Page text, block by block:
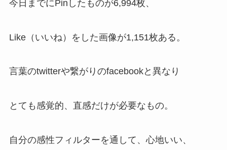
今日までにPinしたものが6,994枚、
Like（いいね）をした画像が1,151枚ある。
言葉のtwitterや繋がりのfacebookと異なり
とても感覚的、直感だけが必要なもの。
自分の感性フィルターを通して、心地いい、